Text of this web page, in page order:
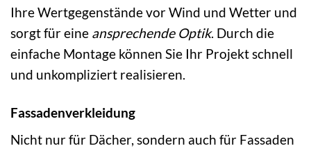
Ihre Wertgegenstände vor Wind und Wetter und
sorgt für eine ansprechende Optik. Durch die
einfache Montage können Sie Ihr Projekt schnell
und unkompliziert realisieren.
Fassadenverkleidung
Nicht nur für Dächer, sondern auch für Fassaden